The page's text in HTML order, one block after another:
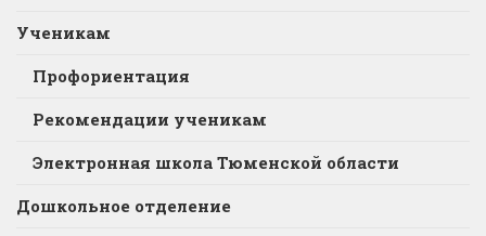
Ученикам
Профориентация
Рекомендации ученикам
Электронная школа Тюменской области
Дошкольное отделение